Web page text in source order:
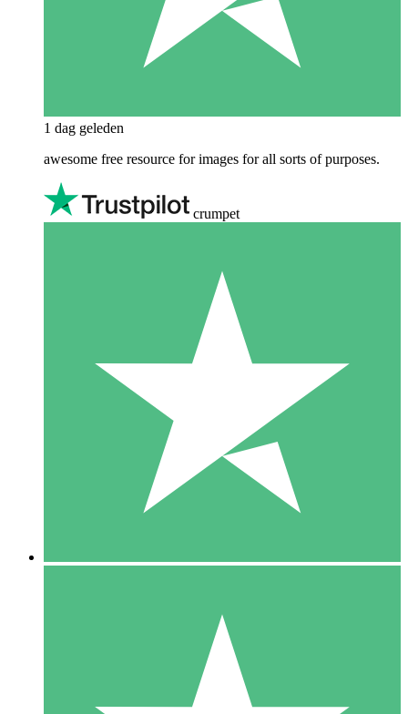
1 dag geleden
awesome free resource for images for all sorts of purposes.
crumpet